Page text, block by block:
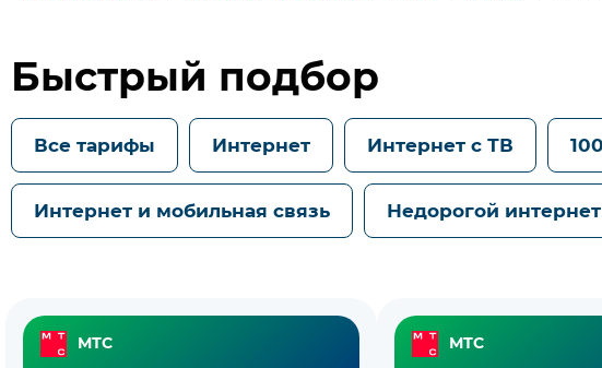
Быстрый подбор
Все тарифы Интернет Интернет с ТВ
Интернет и мобильная связь Недорогой интернет
Тарифы
МТС МТС